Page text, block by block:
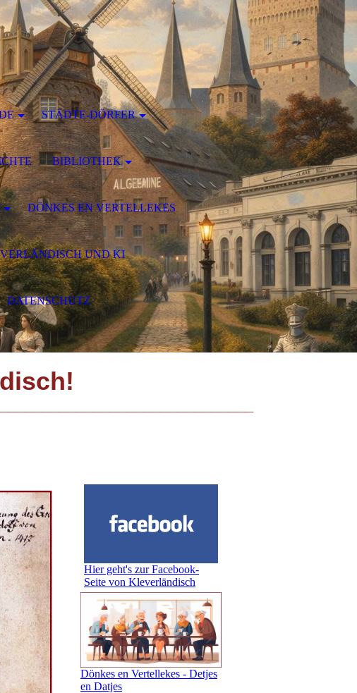
Hier geht's zur Facebook-
Seite von Kleverländisch
Dönkes en Vertellekes - Detjes
en Datjes
STÄDTE-DÖRFER
BIBLIOTHEK
DÖNKES EN VERTELLEKES
UND KI
DATENSCHUTZ